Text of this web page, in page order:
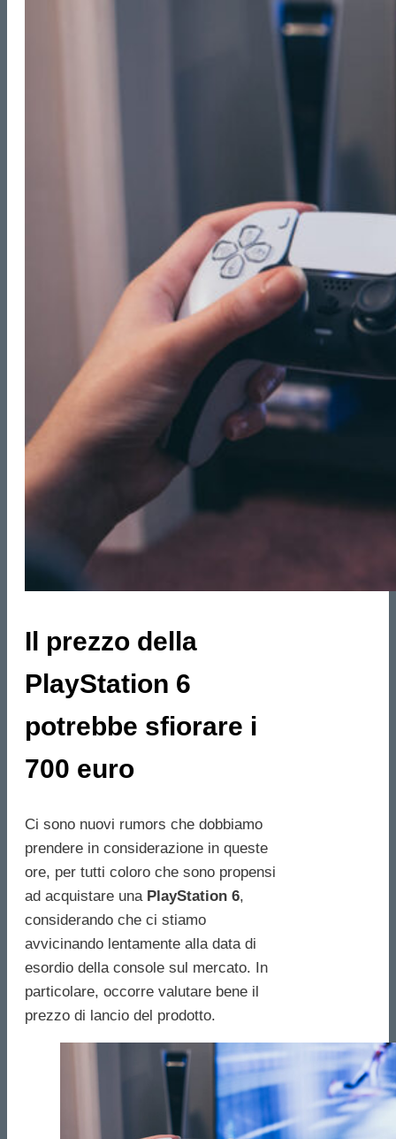
Il prezzo della
PlayStation 6
potrebbe sfiorare i
700 euro
Ci sono nuovi rumors che dobbiamo
prendere in considerazione in queste
ore, per tutti coloro che sono propensi
ad acquistare una PlayStation 6,
considerando che ci stiamo
avvicinando lentamente alla data di
esordio della console sul mercato. In
particolare, occorre valutare bene il
prezzo di lancio del prodotto.